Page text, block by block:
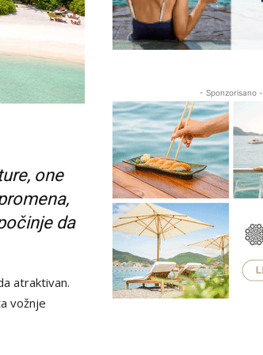
one
da
atraktivan.
vožnje
- Sponzorisano -